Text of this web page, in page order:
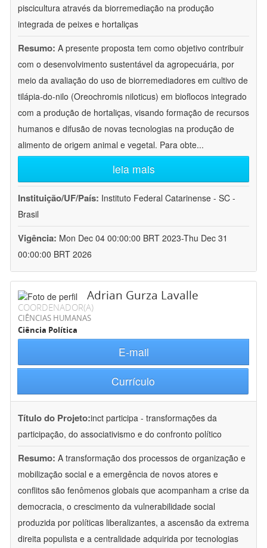
piscicultura através da biorremediação na produção
integrada de peixes e hortaliças
Resumo: A presente proposta tem como objetivo contribuir
com o desenvolvimento sustentável da agropecuária, por
meio da avaliação do uso de biorremediadores em cultivo de
tilápia-do-nilo (Oreochromis niloticus) em bioflocos integrado
com a produção de hortaliças, visando formação de recursos
humanos e difusão de novas tecnologias na produção de
alimento de origem animal e vegetal. Para obte...
leia mais
Instituição/UF/País: Instituto Federal Catarinense - SC -
Brasil
Vigência: Mon Dec 04 00:00:00 BRT 2023-Thu Dec 31
00:00:00 BRT 2026
Adrian Gurza Lavalle
COORDENADOR(A)
CIÊNCIAS HUMANAS
Ciência Política
E-mail
Currículo
Título do Projeto:inct participa - transformações da
participação, do associativismo e do confronto político
Resumo: A transformação dos processos de organização e
mobilização social e a emergência de novos atores e
conflitos são fenômenos globais que acompanham a crise da
democracia, o crescimento da vulnerabilidade social
produzida por políticas liberalizantes, a ascensão da extrema
direita populista e a centralidade adquirida por tecnologias